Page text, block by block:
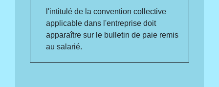
l'intitulé de la convention collective
applicable dans l'entreprise doit
apparaître sur le bulletin de paie remis
au salarié.